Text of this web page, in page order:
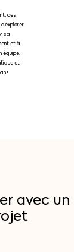
ces
sa
et à
équipe.
et
avec un